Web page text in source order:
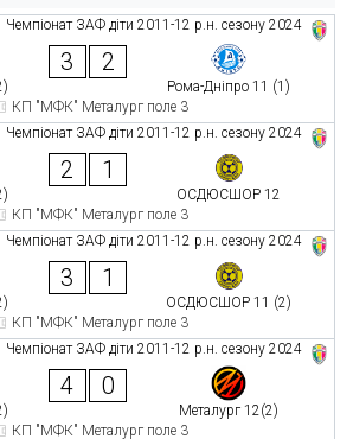
Чемпіонат ЗАФ діти 2011-12 р.н. сезону 2024
3 2
Рома-Дніпро 11 (1)
КП "МФК" Металург поле 3
Чемпіонат ЗАФ діти 2011-12 р.н. сезону 2024
2 1
ОСДЮСШОР 12
КП "МФК" Металург поле 3
Чемпіонат ЗАФ діти 2011-12 р.н. сезону 2024
3 1
ОСДЮСШОР 11 (2)
КП "МФК" Металург поле 3
Чемпіонат ЗАФ діти 2011-12 р.н. сезону 2024
4 0
Металург 12(2)
КП "МФК" Металург поле 3